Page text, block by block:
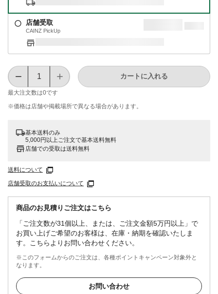
店舗受取
CAINZ PickUp
最大注文数は0です
カートに入れる
※価格は​店舗や​掲載場所で​異なる​場合が​あります。
基本送料のみ
5,000円以上ご注文で基本送料無料
店舗での受取は送料無料
送料について
店舗受取のお支払いについて
商品のお見積りご注文はこちら
「ご注文数が31個以上、または、ご注文金額5万円以上」で
お買い上げご希望のお客様は、在庫・納期を確認いたしま
す。こちらよりお問い合わせください。
※このフォームからのご注文は、各種ポイントキャンペーン対象外と
なります。
お問い合わせ